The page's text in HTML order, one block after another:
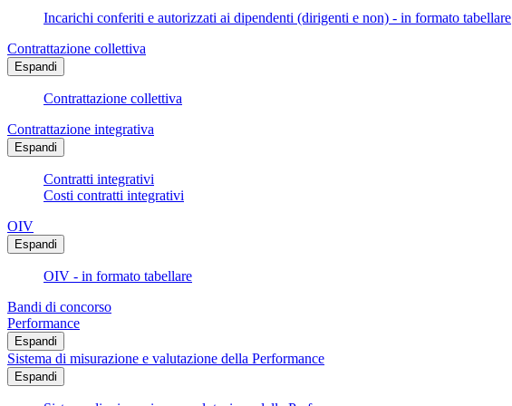
Incarichi conferiti e autorizzati ai dipendenti (dirigenti e non) - in formato tabellare
Contrattazione collettiva
Espandi
Contrattazione collettiva
Contrattazione integrativa
Espandi
Contratti integrativi
Costi contratti integrativi
OIV
Espandi
OIV - in formato tabellare
Bandi di concorso
Performance
Espandi
Sistema di misurazione e valutazione della Performance
Espandi